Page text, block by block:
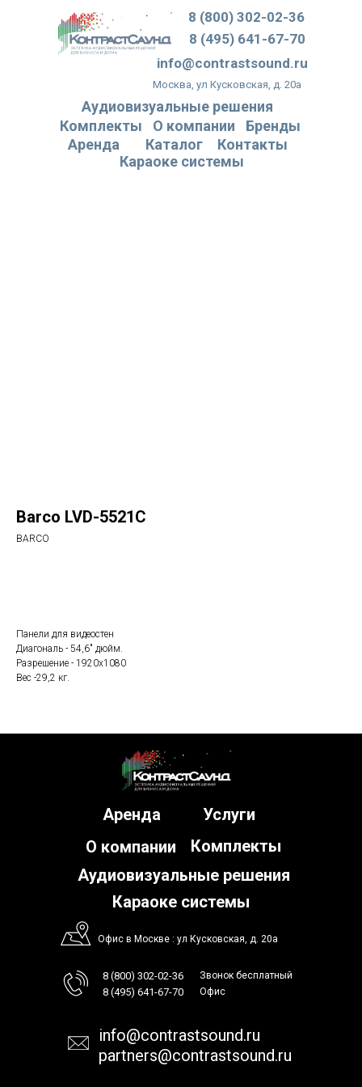
Каталог
Комплекты Бренды
О компании
Контакты
Москва, ул Кусковская, д. 20а
info@contrastsound.ru
8 (495) 641-67-70
8 (800) 302-02-36
Аренда
Аудиовизуальные решения
Караоке системы
Barco LVD-5521C
BARCO
Панели для видеостен
Диагональ - 54,6" дюйм.
Разрешение - 1920x1080
Вес -29,2 кг.
Комплекты
Услуги
Аудиовизуальные решения
Офис в Москве : ул Кусковская, д. 20а
8 (800) 302-02-36 Звонок бесплатный
8 (495) 641-67-70 Офис
info@contrastsound.ru
partners@contrastsound.ru
О компании
Аренда
Караоке системы